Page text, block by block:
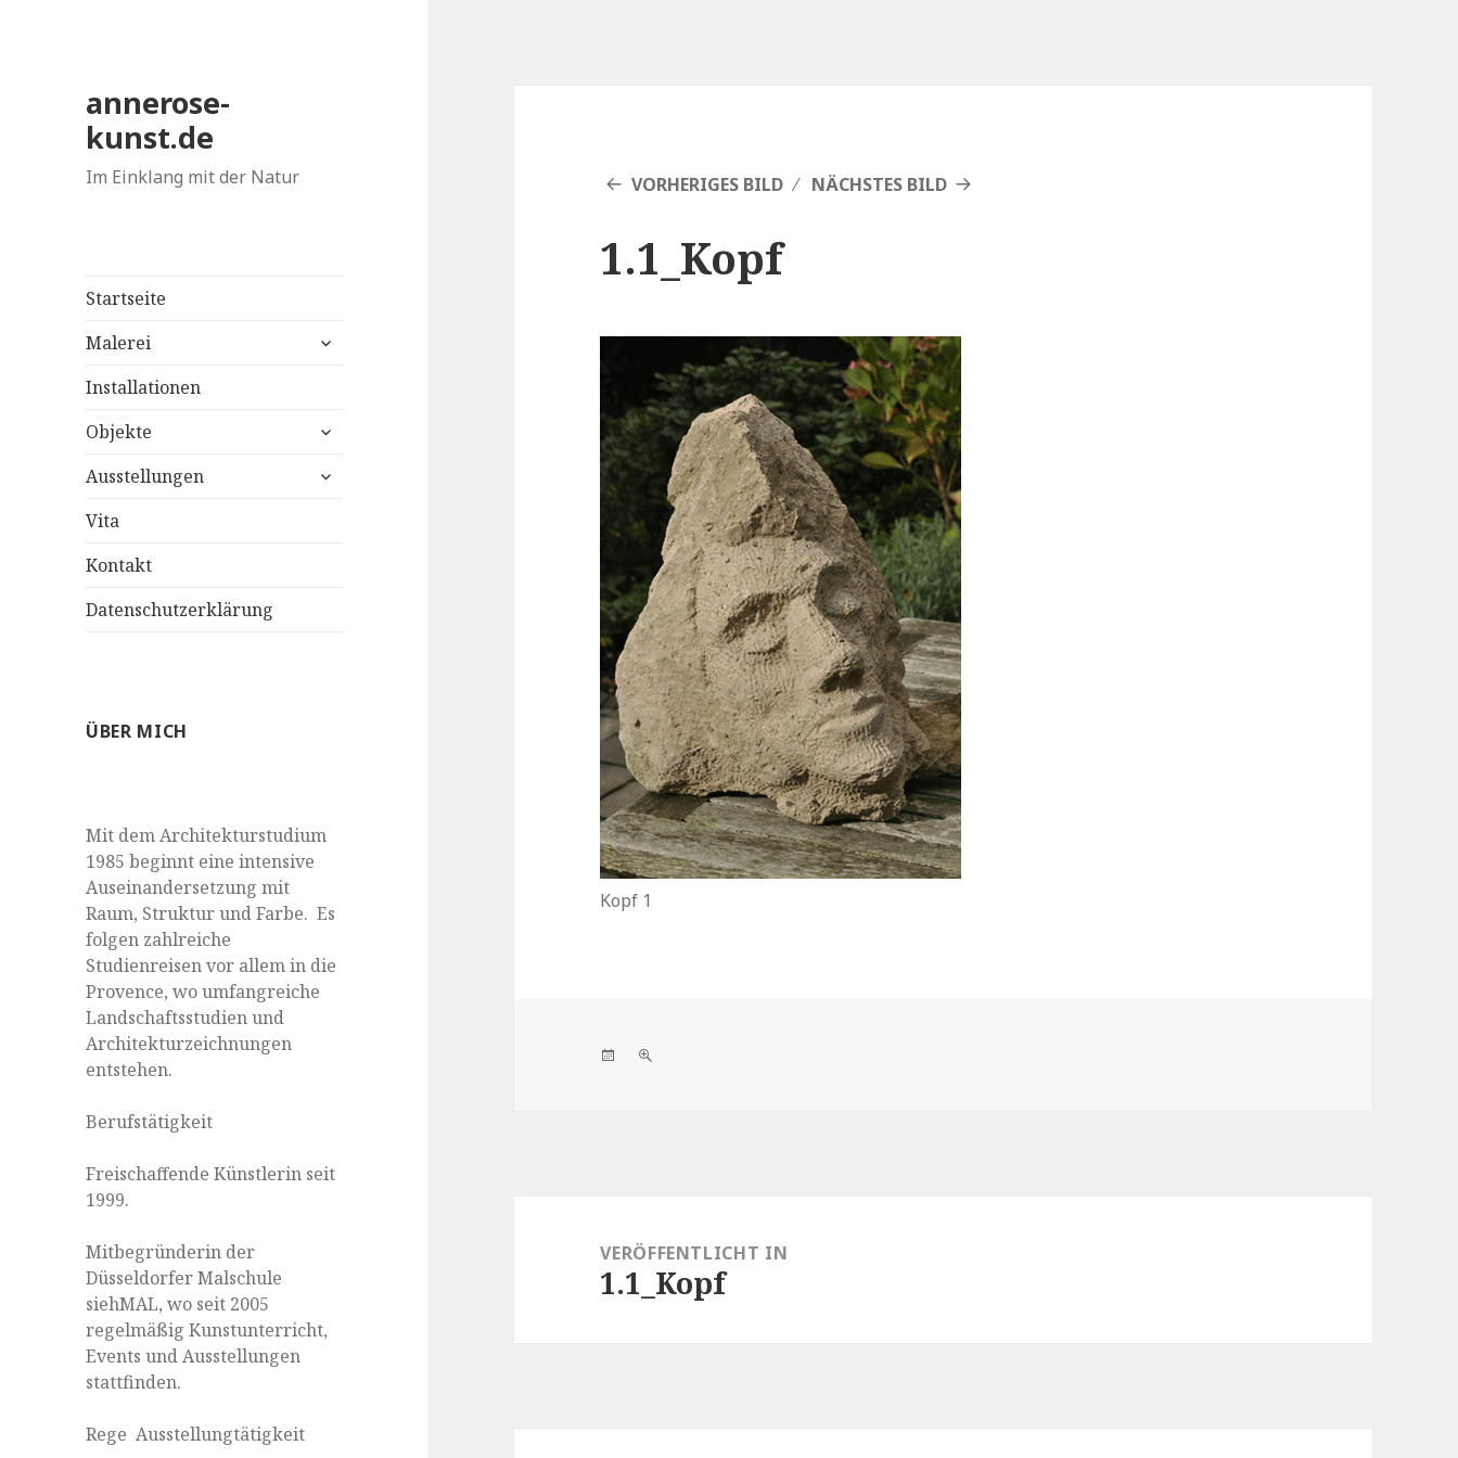
annerose-
kunst.de
Im Einklang mit der Natur
Startseite
Malerei
untermenü
Installationen
Objekte
untermenü
Ausstellungen
untermenü
Vita
Kontakt
Datenschutzerklärung
ÜBER MICH
Mit dem Architekturstudium
1985 beginnt eine intensive
Auseinandersetzung mit
Raum, Struktur und Farbe. Es
folgen zahlreiche
Studienreisen vor allem in die
Provence, wo umfangreiche
Landschaftsstudien und
Architekturzeichnungen
entstehen.
Berufstätigkeit
Freischaffende Künstlerin seit
1999.
Mitbegründerin der
Düsseldorfer Malschule
siehMAL, wo seit 2005
regelmäßig Kunstunterricht,
Events und Ausstellungen
stattfinden.
Rege Ausstellungtätigkeit
VORHERIGES BILD NÄCHSTES BILD
1.1_Kopf
Kopf 1
Veröffentlicht
VERÖFFENTLICHT IN
1.1_Kopf